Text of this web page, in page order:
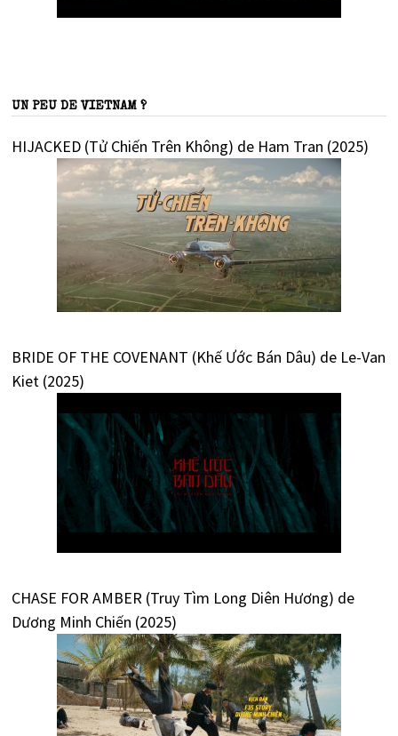
UN PEU DE VIETNAM ?
HIJACKED (Tử Chiến Trên Không) de Ham Tran (2025)
BRIDE OF THE COVENANT (Khế Ước Bán Dâu) de Le-Van
Kiet (2025)
CHASE FOR AMBER (Truy Tìm Long Diên Hương) de
Dương Minh Chiến (2025)